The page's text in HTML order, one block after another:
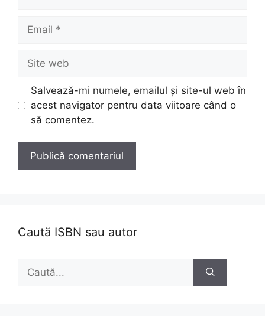
web
Salvează-mi numele, emailul și site-ul web în
acest navigator pentru data viitoare când o
să comentez.
Caută ISBN sau autor
Caută